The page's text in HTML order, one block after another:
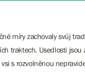
míry zachovaly svůj
traktech. Usedlosti
s rozvolněnou